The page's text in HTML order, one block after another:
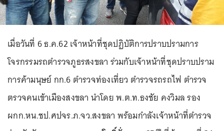
เมื่อวันที่ 6 ธ.ค.62 เจ้าหน้าที่ชุดปฏิบัติการปราบปรามการ
โจรกรรมรถตำรวจภูธรสงขลา ร่วมกับเจ้าหน้าที่ชุดปราบปราม
การค้ามนุษย์ กก.6 ตำรวจท่องเที่ยว ตำรวจรถรถไฟ ตำรวจ
ตรวจคนเข้าเมืองสงขลา นำโดย พ.ต.ท.ธงชัย คงวิมล รอง
ผกก.หน.ชป.ศปจร.ภ.จว.สงขลา พร้อมกำลังเจ้าหน้าที่ตำรวจ